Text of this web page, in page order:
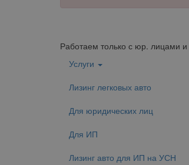
Работаем только с юр. лицами
Услуги
Лизинг легковых авто
Для юридических лиц
Для ИП
Лизинг авто для ИП на УСН